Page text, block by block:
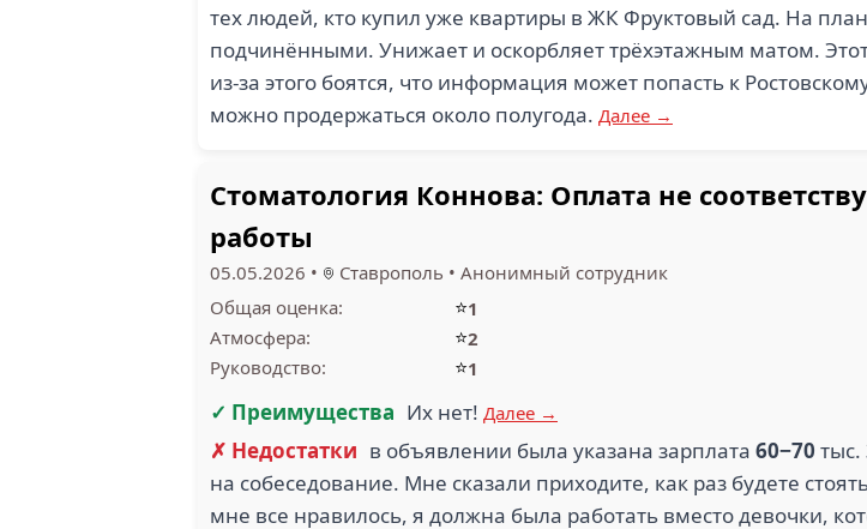
тех людей, кто купил уже квартиры в ЖК Фруктовый сад. На
подчинёнными. Унижает и оскорбляет трёхэтажным матом.
из-за этого боятся, что информация может попасть к
можно продержаться около полугода. Далее →
Стоматология Коннова: Оплата не
работы
05.05.2026 • Ставрополь • Анонимный сотрудник
Общая оценка:
⭐1
Атмосфера:
⭐2
Руководство:
⭐1
✓ Преимущества Их нет! Далее →
✗ Недостатки в объявлении была указана зарплата 60−70
на собеседование. Мне сказали приходите, как раз будете
мне все нравилось, я должна была работать вместо девочки,